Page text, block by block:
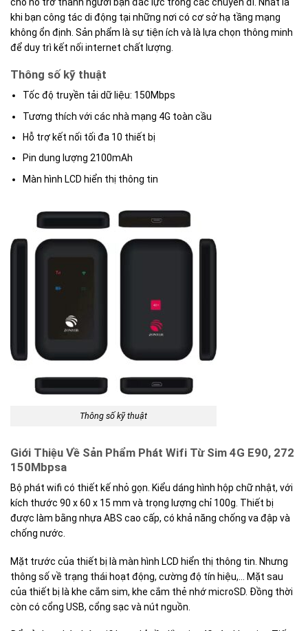
khi bạn công tác di động tại những nơi có cơ sở hạ tầng mạng
không ổn định. Sản phẩm là sự tiện ích và là lựa chọn thông minh
để duy trì kết nối internet chất lượng.
Thông số kỹ thuật
Tốc độ truyền tải dữ liệu: 150Mbps
Tương thích với các nhà mạng 4G toàn cầu
Hỗ trợ kết nối tối đa 10 thiết bị
Pin dung lượng 2100mAh
Màn hình LCD hiển thị thông tin
Thông số kỹ thuật
Giới Thiệu Về Sản Phẩm Phát Wifi Từ Sim 4G E90, 272
150Mbpsa
Bộ phát wifi có thiết kế nhỏ gọn. Kiểu dáng hình hộp chữ nhật, với
kích thước 90 x 60 x 15 mm và trọng lượng chỉ 100g. Thiết bị
được làm bằng nhựa ABS cao cấp, có khả năng chống va đập và
chống nước.
Mặt trước của thiết bị là màn hình LCD hiển thị thông tin. Nhưng
thông số về trạng thái hoạt động, cường độ tín hiệu,… Mặt sau
của thiết bị là khe cắm sim, khe cắm thẻ nhớ microSD. Đồng thời
còn có cổng USB, cổng sạc và nút nguồn.